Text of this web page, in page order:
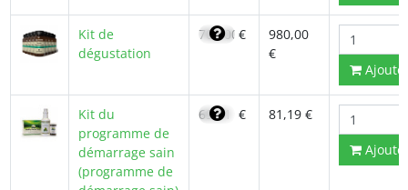
Kit de
dégustation
700,00 €
980,00
€
Kit du
programme de
démarrage sain
(programme de
69,01 € 81,19 €